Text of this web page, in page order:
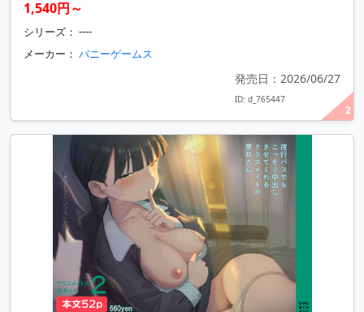
2
1,540円～
シリーズ： ----
メーカー： バニーゲームス
発売日：2026/06/27
ID: d_765447